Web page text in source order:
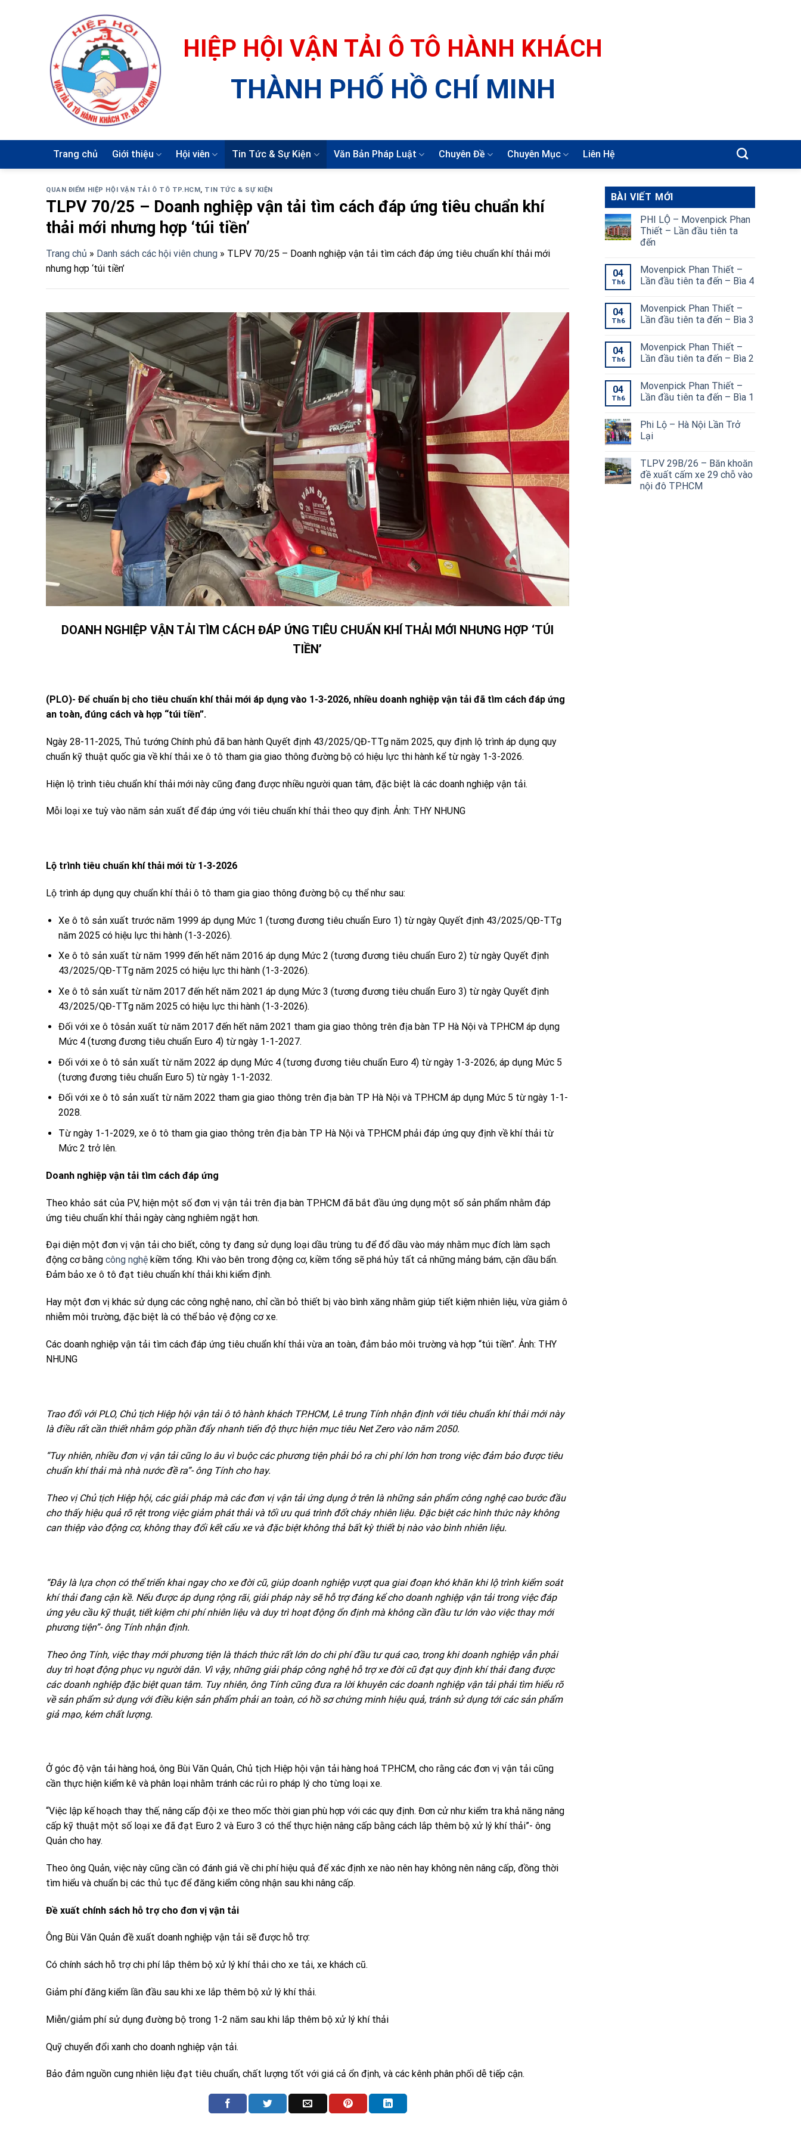
HIỆP HỘI VẬN TẢI Ô TÔ HÀNH KHÁCH
THÀNH PHỐ HỒ CHÍ MINH
Trang chủ Giới thiệu Hội viên Tin Tức & Sự Kiện Văn Bản Pháp Luật Chuyên Đề Chuyên Mục Liên Hệ
QUAN ĐIỂM HIỆP HỘI VẬN TẢI Ô TÔ TP.HCM, TIN TỨC & SỰ KIỆN
TLPV 70/25 – Doanh nghiệp vận tải tìm cách đáp ứng tiêu chuẩn khí
thải mới nhưng hợp ‘túi tiền’
Trang chủ » Danh sách các hội viên chung » TLPV 70/25 – Doanh nghiệp vận tải tìm cách đáp ứng tiêu chuẩn khí thải mới
nhưng hợp ‘túi tiền’
DOANH NGHIỆP VẬN TẢI TÌM CÁCH ĐÁP ỨNG TIÊU CHUẨN KHÍ THẢI MỚI NHƯNG HỢP ‘TÚI
TIỀN’
(PLO)- Để chuẩn bị cho tiêu chuẩn khí thải mới áp dụng vào 1-3-2026, nhiều doanh nghiệp vận tải đã tìm cách đáp ứng
an toàn, đúng cách và hợp “túi tiền”.
Ngày 28-11-2025, Thủ tướng Chính phủ đã ban hành Quyết định 43/2025/QĐ-TTg năm 2025, quy định lộ trình áp dụng quy
chuẩn kỹ thuật quốc gia về khí thải xe ô tô tham gia giao thông đường bộ có hiệu lực thi hành kể từ ngày 1-3-2026.
Hiện lộ trình tiêu chuẩn khí thải mới này cũng đang được nhiều người quan tâm, đặc biệt là các doanh nghiệp vận tải.
Mỗi loại xe tuỳ vào năm sản xuất để đáp ứng với tiêu chuẩn khí thải theo quy định. Ảnh: THY NHUNG
Lộ trình tiêu chuẩn khí thải mới từ 1-3-2026
Lộ trình áp dụng quy chuẩn khí thải ô tô tham gia giao thông đường bộ cụ thể như sau:
Xe ô tô sản xuất trước năm 1999 áp dụng Mức 1 (tương đương tiêu chuẩn Euro 1) từ ngày Quyết định 43/2025/QĐ-TTg
năm 2025 có hiệu lực thi hành (1-3-2026).
Xe ô tô sản xuất từ năm 1999 đến hết năm 2016 áp dụng Mức 2 (tương đương tiêu chuẩn Euro 2) từ ngày Quyết định
43/2025/QĐ-TTg năm 2025 có hiệu lực thi hành (1-3-2026).
Xe ô tô sản xuất từ năm 2017 đến hết năm 2021 áp dụng Mức 3 (tương đương tiêu chuẩn Euro 3) từ ngày Quyết định
43/2025/QĐ-TTg năm 2025 có hiệu lực thi hành (1-3-2026).
Đối với xe ô tôsản xuất từ năm 2017 đến hết năm 2021 tham gia giao thông trên địa bàn TP Hà Nội và TP.HCM áp dụng
Mức 4 (tương đương tiêu chuẩn Euro 4) từ ngày 1-1-2027.
Đối với xe ô tô sản xuất từ năm 2022 áp dụng Mức 4 (tương đương tiêu chuẩn Euro 4) từ ngày 1-3-2026; áp dụng Mức 5
(tương đương tiêu chuẩn Euro 5) từ ngày 1-1-2032.
Đối với xe ô tô sản xuất từ năm 2022 tham gia giao thông trên địa bàn TP Hà Nội và TP.HCM áp dụng Mức 5 từ ngày 1-1-
2028.
Từ ngày 1-1-2029, xe ô tô tham gia giao thông trên địa bàn TP Hà Nội và TP.HCM phải đáp ứng quy định về khí thải từ
Mức 2 trở lên.
Doanh nghiệp vận tải tìm cách đáp ứng
Theo khảo sát của PV, hiện một số đơn vị vận tải trên địa bàn TP.HCM đã bắt đầu ứng dụng một số sản phẩm nhằm đáp
ứng tiêu chuẩn khí thải ngày càng nghiêm ngặt hơn.
Đại diện một đơn vị vận tải cho biết, công ty đang sử dụng loại dầu trùng tu để đổ dầu vào máy nhằm mục đích làm sạch
động cơ bằng công nghệ kiềm tổng. Khi vào bên trong động cơ, kiềm tổng sẽ phá hủy tất cả những mảng bám, cặn dầu bẩn.
Đảm bảo xe ô tô đạt tiêu chuẩn khí thải khi kiểm định.
Hay một đơn vị khác sử dụng các công nghệ nano, chỉ cần bỏ thiết bị vào bình xăng nhằm giúp tiết kiệm nhiên liệu, vừa giảm ô
nhiễm môi trường, đặc biệt là có thể bảo vệ động cơ xe.
Các doanh nghiệp vận tải tìm cách đáp ứng tiêu chuẩn khí thải vừa an toàn, đảm bảo môi trường và hợp “túi tiền”. Ảnh: THY
NHUNG
Trao đổi vớiPLO, Chủ tịch Hiệp hội vận tải ô tô hành khách TP.HCM, Lê trung Tính nhận định với tiêu chuẩn khí thải mới này
là điều rất cần thiết nhằm góp phần đẩy nhanh tiến độ thực hiện mục tiêu Net Zero vào năm 2050.
“Tuy nhiên, nhiều đơn vị vận tải cũng lo âu vì buộc các phương tiện phải bỏ ra chi phí lớn hơn trong việc đảm bảo được tiêu
chuẩn khí thải mà nhà nước đề ra”- ông Tính cho hay.
Theo vị Chủ tịch Hiệp hội, các giải pháp mà các đơn vị vận tải ứng dụng ở trên là những sản phẩm công nghệ cao bước đầu
cho thấy hiệu quả rõ rệt trong việc giảm phát thải và tối ưu quá trình đốt cháy nhiên liệu. Đặc biệt các hình thức này không
can thiệp vào động cơ, không thay đổi kết cấu xe và đặc biệt không thả bất kỳ thiết bị nào vào bình nhiên liệu.
“Đây là lựa chọn có thể triển khai ngay cho xe đời cũ, giúp doanh nghiệp vượt qua giai đoạn khó khăn khi lộ trình kiểm soát
khí thải đang cận kề. Nếu được áp dụng rộng rãi, giải pháp này sẽ hỗ trợ đáng kể cho doanh nghiệp vận tải trong việc đáp
ứng yêu cầu kỹ thuật, tiết kiệm chi phí nhiên liệu và duy trì hoạt động ổn định mà không cần đầu tư lớn vào việc thay mới
phương tiện”- ông Tính nhận định.
Theo ông Tính, việc thay mới phương tiện là thách thức rất lớn do chi phí đầu tư quá cao, trong khi doanh nghiệp vẫn phải
duy trì hoạt động phục vụ người dân. Vì vậy, những giải pháp công nghệ hỗ trợ xe đời cũ đạt quy định khí thải đang được
các doanh nghiệp đặc biệt quan tâm. Tuy nhiên, ông Tính cũng đưa ra lời khuyên các doanh nghiệp vận tải phải tìm hiểu rõ
về sản phẩm sử dụng với điều kiện sản phẩm phải an toàn, có hồ sơchứng minh hiệu quả, tránh sử dụng tới các sản phẩm
giả mạo, kém chất lượng.
Ở góc độ vận tải hàng hoá, ông Bùi Văn Quản, Chủ tịch Hiệp hội vận tải hàng hoá TP.HCM, cho rằng các đơn vị vận tải cũng
cần thực hiện kiểm kê và phân loại nhằm tránh các rủi ro pháp lý cho từng loại xe.
“Việc lập kế hoạch thay thế, nâng cấp đội xe theo mốc thời gian phù hợp với các quy định. Đơn cử như kiểm tra khả năng nâng
cấp kỹ thuật một số loại xe đã đạt Euro 2 và Euro 3 có thể thực hiện nâng cấp bằng cách lắp thêm bộ xử lý khí thải”- ông
Quản cho hay.
Theo ông Quản, việc này cũng cần có đánh giá về chi phí hiệu quả để xác định xe nào nên hay không nên nâng cấp, đồng thời
tìm hiểu và chuẩn bị các thủ tục để đăng kiểm công nhận sau khi nâng cấp.
Đề xuất chính sách hỗ trợ cho đơn vị vận tải
Ông Bùi Văn Quản đề xuất doanh nghiệp vận tải sẽ được hỗ trợ:
Có chính sách hỗ trợ chi phí lắp thêm bộ xử lý khí thải cho xe tải, xe khách cũ.
Giảm phí đăng kiểm lần đầu sau khi xe lắp thêm bộ xử lý khí thải.
Miễn/giảm phí sử dụng đường bộ trong 1-2 năm sau khi lắp thêm bộ xử lý khí thải
Quỹ chuyển đổi xanh cho doanh nghiệp vận tải.
Bảo đảm nguồn cung nhiên liệu đạt tiêu chuẩn, chất lượng tốt với giá cả ổn định, và các kênh phân phối dễ tiếp cận.
BÀI VIẾT MỚI
PHI LỘ – Movenpick Phan
Thiết – Lần đầu tiên ta
đến
04
Th6
Movenpick Phan Thiết –
Lần đầu tiên ta đến – Bìa 4
04
Th6
Movenpick Phan Thiết –
Lần đầu tiên ta đến – Bìa 3
04
Th6
Movenpick Phan Thiết –
Lần đầu tiên ta đến – Bìa 2
04
Th6
Movenpick Phan Thiết –
Lần đầu tiên ta đến – Bìa 1
Phi Lộ – Hà Nội Lần Trở
Lại
TLPV 29B/26 – Băn khoăn
đề xuất cấm xe 29 chỗ vào
nội đô TP.HCM